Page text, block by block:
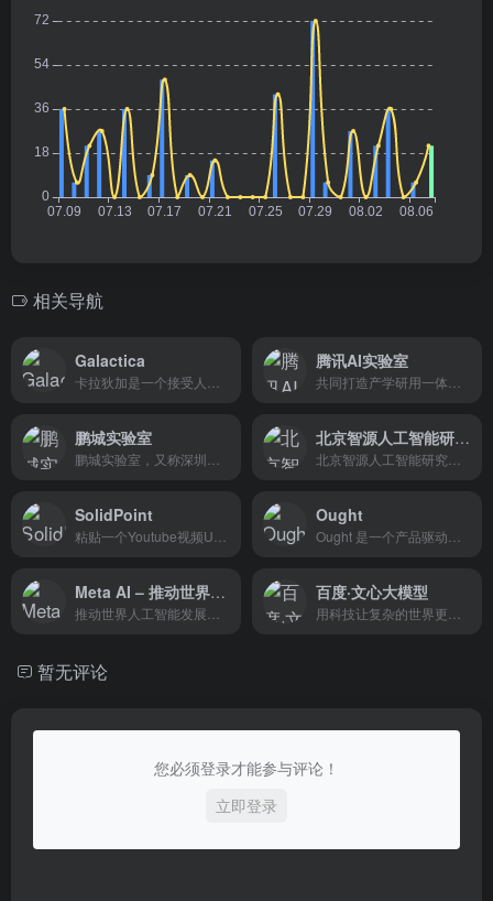
相关导航
Galactica 腾讯AI实验室
鹏城实验室 北京智源人工智能研究院
SolidPoint Ought
Meta AI – 推动世界人工智能发展的工具 百度·文心大模型
暂无评论
您必须登录才能参与评论！
立即登录